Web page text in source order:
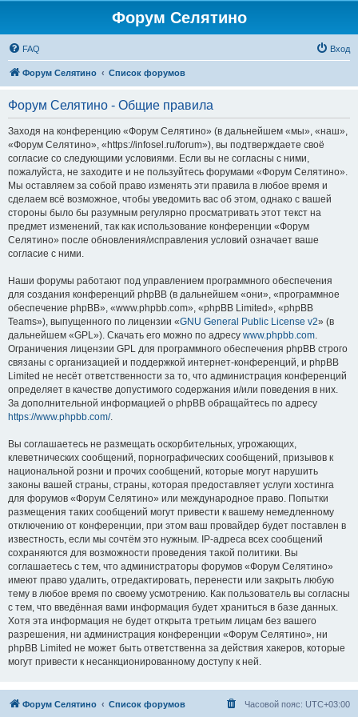
Форум Селятино
FAQ Вход
Форум Селятино Список форумов
Форум Селятино - Общие правила
Заходя на конференцию «Форум Селятино» (в дальнейшем «мы», «наш»,
«Форум Селятино», «https://infosel.ru/forum»), вы подтверждаете своё
согласие со следующими условиями. Если вы не согласны с ними,
пожалуйста, не заходите и не пользуйтесь форумами «Форум Селятино».
Мы оставляем за собой право изменять эти правила в любое время и
сделаем всё возможное, чтобы уведомить вас об этом, однако с вашей
стороны было бы разумным регулярно просматривать этот текст на
предмет изменений, так как использование конференции «Форум
Селятино» после обновления/исправления условий означает ваше
согласие с ними.
Наши форумы работают под управлением программного обеспечения
для создания конференций phpBB (в дальнейшем «они», «программное
обеспечение phpBB», «www.phpbb.com», «phpBB Limited», «phpBB
Teams»), выпущенного по лицензии «GNU General Public License v2» (в
дальнейшем «GPL»). Скачать его можно по адресу www.phpbb.com.
Ограничения лицензии GPL для программного обеспечения phpBB строго
связаны с организацией и поддержкой интернет-конференций, и phpBB
Limited не несёт ответственности за то, что администрация конференций
определяет в качестве допустимого содержания и/или поведения в них.
За дополнительной информацией о phpBB обращайтесь по адресу
https://www.phpbb.com/.
Вы соглашаетесь не размещать оскорбительных, угрожающих,
клеветнических сообщений, порнографических сообщений, призывов к
национальной розни и прочих сообщений, которые могут нарушить
законы вашей страны, страны, которая предоставляет услуги хостинга
для форумов «Форум Селятино» или международное право. Попытки
размещения таких сообщений могут привести к вашему немедленному
отключению от конференции, при этом ваш провайдер будет поставлен в
известность, если мы сочтём это нужным. IP-адреса всех сообщений
сохраняются для возможности проведения такой политики. Вы
соглашаетесь с тем, что администраторы форумов «Форум Селятино»
имеют право удалить, отредактировать, перенести или закрыть любую
тему в любое время по своему усмотрению. Как пользователь вы согласны
с тем, что введённая вами информация будет храниться в базе данных.
Хотя эта информация не будет открыта третьим лицам без вашего
разрешения, ни администрация конференции «Форум Селятино», ни
phpBB Limited не может быть ответственна за действия хакеров, которые
могут привести к несанкционированному доступу к ней.
Форум Селятино Список форумов Часовой пояс: UTC+03:00